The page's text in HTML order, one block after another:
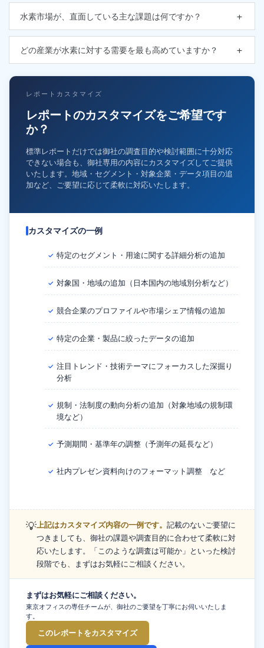
水素市場が、直面している主な課題は何ですか？
どの産業が水素に対する需要を最も高めていますか？
レポートカスタマイズ
レポートのカスタマイズをご希望です
か？
標準レポートだけでは御社の調査目的や検討範囲に十分対応
できない場合も、御社専用の内容にカスタマイズしてご提供
いたします。地域・セグメント・対象企業・データ項目の追
加など、ご要望に応じて柔軟に対応いたします。
カスタマイズの一例
✓ 特定のセグメント・用途に関する詳細分析の追加
✓ 対象国・地域の追加（日本国内の地域別分析など）
✓ 競合企業のプロファイルや市場シェア情報の追加
✓ 特定の企業・製品に絞ったデータの追加
✓ 注目トレンド・技術テーマにフォーカスした深掘り
分析
✓ 規制・法制度の動向分析の追加（対象地域の規制環
境など）
✓ 予測期間・基準年の調整（予測年の延長など）
✓ 社内プレゼン資料向けのフォーマット調整 など
💡上記はカスタマイズ内容の一例です。 記載のないご要望に
つきましても、御社の課題や調査目的に合わせて柔軟に対
応いたします。「このような調査は可能か」といった検討
段階でも、まずはお気軽にご相談ください。
まずはお気軽にご相談ください。
東京オフィスの専任チームが、御社のご要望を丁寧にお伺いいたしま
す。
このレポートをカスタマイズ